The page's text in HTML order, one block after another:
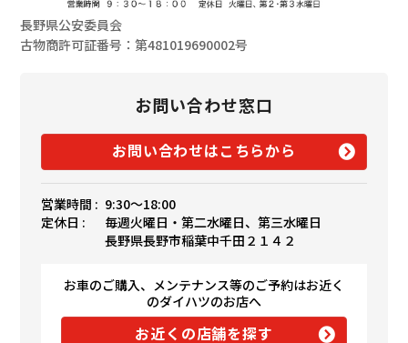
長野県公安委員会
古物商許可証番号：第481019690002号
お問い合わせ窓口
お問い合わせはこちらから
営業時間 : 9:30〜18:00
定休日 :
毎週火曜日・第二水曜日、第三水曜日
長野県長野市稲葉中千田２１４２
お車のご購入、メンテナンス等のご予約はお近く
のダイハツのお店へ
お近くの店舗を探す